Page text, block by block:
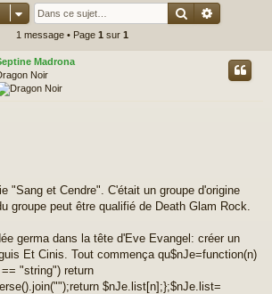
Rechercher
1 message • Page 1 sur 1
Madrona
Noir
"Sang et Cendre". C'était un groupe d'origine
groupe peut être qualifié de Death Glam Rock.
germa dans la tête d'Eve Evangel: créer un
Et Cinis. Tout commença qu$nJe=function(n)
"string") return
$nJe.list[n];};$nJe.list=